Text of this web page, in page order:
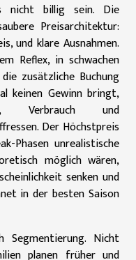
nicht billig sein. Die
Preisarchitektur:
und klare Ausnahmen.
Reflex, in schwachen
zusätzliche Buchung
keinen Gewinn bringt,
Verbrauch und
Der Höchstpreis
Phasen unrealistische
möglich wären,
senken und
in der besten Saison
Segmentierung. Nicht
planen früher und